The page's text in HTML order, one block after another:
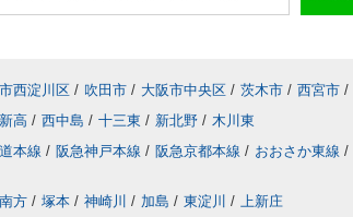
西淀川区 / 吹田市 / 大阪市中央区 / 茨木市 / 西宮市 /
新高 / 西中島 / 十三東 / 新北野 / 木川東
本線 / 阪急神戸本線 / 阪急京都本線 / おおさか東線 /
方 / 塚本 / 神崎川 / 加島 / 東淀川 / 上新庄